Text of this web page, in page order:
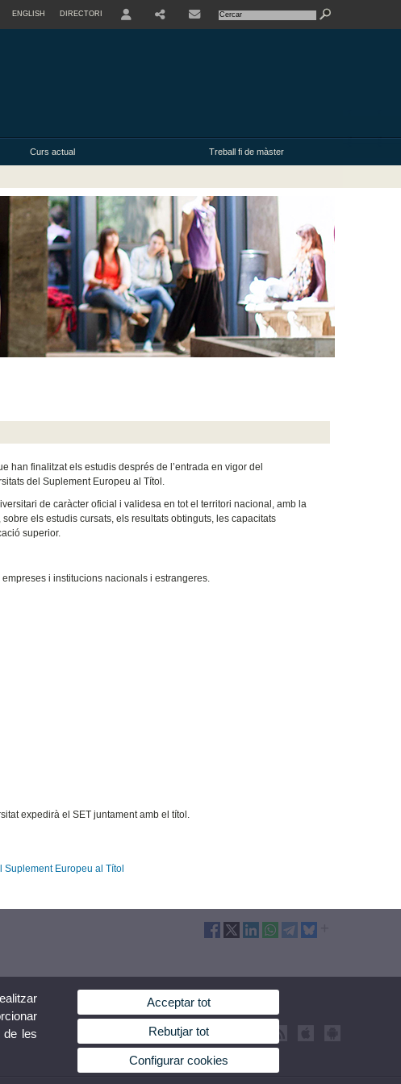
ENGLISH DIRECTORI
Curs actual Treball fi de màster
han finalitzat els estudis després de l’entrada en vigor del
del Suplement Europeu al Títol.
de caràcter oficial i validesa en tot el territori nacional, amb la
els estudis cursats, els resultats obtinguts, les capacitats
superior.
i institucions nacionals i estrangeres.
expedirà el SET juntament amb el títol.
Suplement Europeu al Títol
de les
Acceptar tot
Rebutjar tot
Configurar cookies